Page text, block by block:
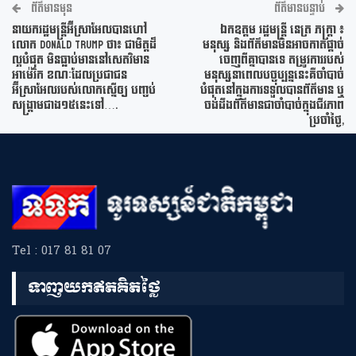
ព័ត៌មានមុន
នាយករដ្ឋមន្រ្តីអ៊ីស្រាអែលបានហៅ
លោក Donald Trump ថា៖ ជាមិត្តដ៏
ល្អបំផុត មិនធ្លាប់មាននៅសេតវិមាន
អាម៉េរិក ខណៈដែលប្រជាជន
អ៊ីស្រាអែលរបស់លោកស្នើឲ្យ បញ្ចប់
សង្រ្គាមជាង១៥នេះទៅ….
ព័ត៌មានបន្ទាប់
ឯកឧត្តម រដ្ឋមន្ត្រី នេត្រ ភក្រ្តា ៖
មនុស្ស និងព័ត៌មានមិនអាចកាត់ផ្តាច់
ចេញពីគ្នាបានទេ តម្រូវការរបស់
មនុស្សនាពេលបច្ចុប្បន្ននេះគឺចាំបាច់
បំផុតនៅក្នុងការទទួលបានព័ត៌មាន ឬ
ចង់ដឹងព័ត៌មានជាចាំបាច់ក្នុងជីវភាព
ប្រចាំថ្ងៃ,
Tel : 017 81 81 07
ទាញយកឥតគិតថ្លៃ